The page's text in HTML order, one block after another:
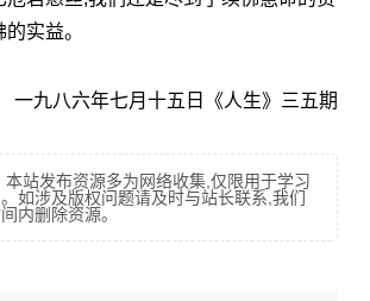
实益。
八六年七月十五日《人生》三五期
站发布资源多为网络收集,仅限用于学习
如涉及版权问题请及时与站长联系,我们
内删除资源。